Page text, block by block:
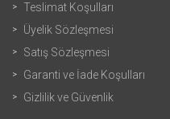
Teslimat Koşulları
Üyelik Sözleşmesi
Satış Sözleşmesi
Garanti ve İade Koşulları
Gizlilik ve Güvenlik